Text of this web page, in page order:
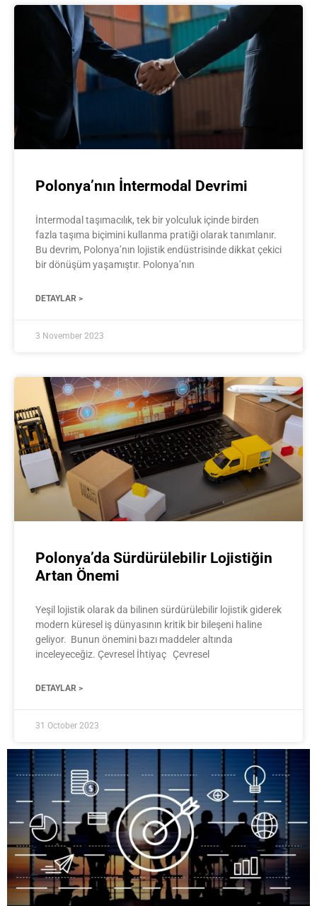
Polonya’nın İntermodal Devrimi
İntermodal taşımacılık, tek bir yolculuk içinde birden
fazla taşıma biçimini kullanma pratiği olarak tanımlanır.
Bu devrim, Polonya’nın lojistik endüstrisinde dikkat çekici
bir dönüşüm yaşamıştır. Polonya’nın
DETAYLAR >
3 November 2023
Polonya’da Sürdürülebilir Lojistiğin
Artan Önemi
Yeşil lojistik olarak da bilinen sürdürülebilir lojistik giderek
modern küresel iş dünyasının kritik bir bileşeni haline
geliyor. Bunun önemini bazı maddeler altında
inceleyeceğiz. Çevresel İhtiyaç Çevresel
DETAYLAR >
31 October 2023